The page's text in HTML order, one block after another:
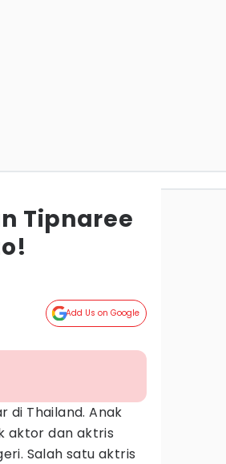
Tipnaree
Add Us on Google
di Thailand. Anak
aktor dan aktris
Salah satu aktris